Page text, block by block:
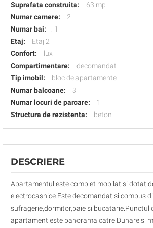
Suprafata construita:
63 mp
Numar camere:
2
Numar bai:
: 1
Etaj:
Etaj 2
Confort:
lux
Compartimentare:
decomandat
Tip imobil:
bloc de apartamente
Numar balcoane:
3
Numar locuri de parcare:
1
Structura de rezistenta:
beton
DESCRIERE
Apartamentul este complet mobilat si dotat
electrocasnice.Este decomandat si compus di
sufragerie,dormitor,baie si bucatarie.Punctul
apartament este panorama catre Dunare si